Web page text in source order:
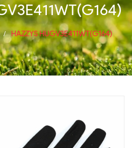
/ HAZZYS HUGV3E411WT(G164)